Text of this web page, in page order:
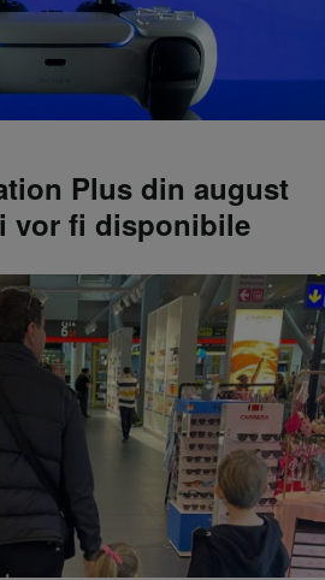
Plus din august
vor fi disponibile